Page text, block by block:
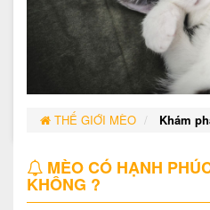
THẾ GIỚI MÈO Khám
MÈO CÓ HẠNH
KHÔNG ?